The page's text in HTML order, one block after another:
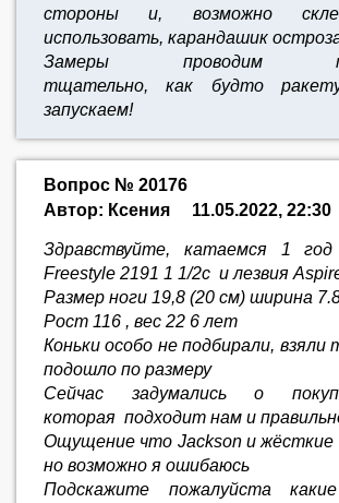
стороны и, возможно
использовать, карандашик
Замеры проводим
тщательно, как будто
запускаем!
Вопрос № 20176
Автор: Ксения
11.05.2022, 22:30
Здравствуйте, катаемся 1
Freestyle 2191 1 1/2c и лезвия
Размер ноги 19,8 (20 см) ширина
Рост 116 , вес 22 6 лет
Коньки особо не подбирали, взяли
подошло по размеру
Сейчас задумались о
которая подходит нам и
Ощущение что Jackson и
но возможно я ошибаюсь
Подскажите пожалуйста